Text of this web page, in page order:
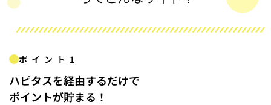
ポイント1
ハピタスを経由するだけで
ポイントが貯まる！